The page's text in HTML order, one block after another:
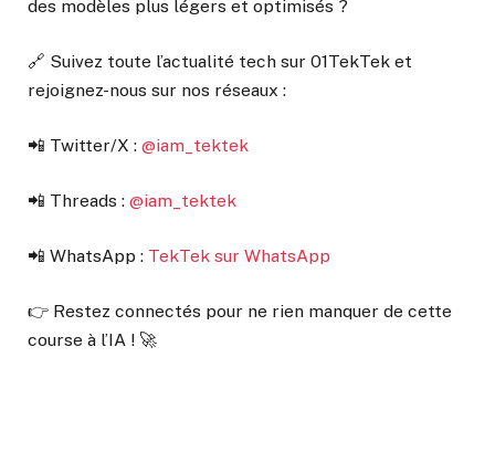
des modèles plus légers et optimisés ?
🔗 Suivez toute l’actualité tech sur 01TekTek et
rejoignez-nous sur nos réseaux :
📲 Twitter/X : @iam_tektek
📲 Threads : @iam_tektek
📲 WhatsApp : TekTek sur WhatsApp
👉 Restez connectés pour ne rien manquer de cette
course à l’IA ! 🚀